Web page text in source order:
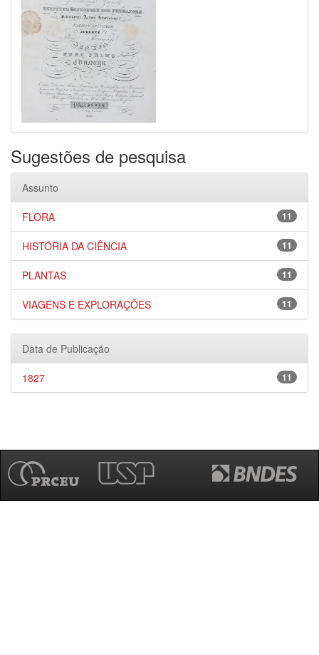
Sugestões de pesquisa
Assunto
11
FLORA
11
HISTÓRIA DA CIÊNCIA
11
PLANTAS
11
VIAGENS E EXPLORAÇÕES
Data de Publicação
11
1827